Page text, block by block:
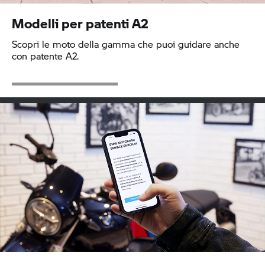
Modelli per patenti A2
Scopri le moto della gamma che puoi guidare anche
con patente A2.